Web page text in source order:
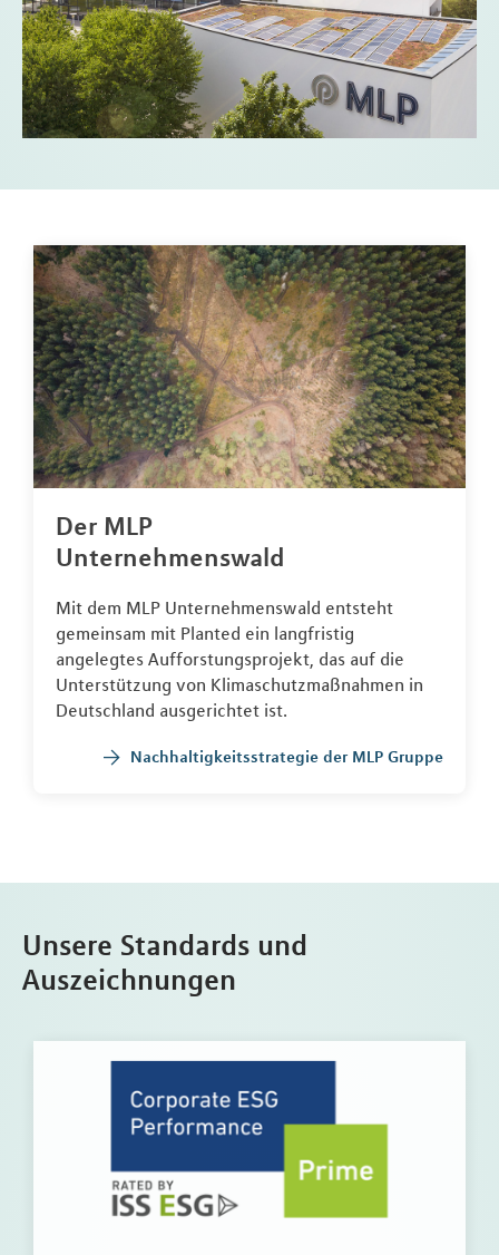
Der MLP
Unternehmenswald
Mit dem MLP Unternehmenswald entsteht
gemeinsam mit Planted ein langfristig
angelegtes Aufforstungsprojekt, das auf die
Unterstützung von Klimaschutzmaßnahmen in
Deutschland ausgerichtet ist.
Nachhaltigkeitsstrategie der MLP Gruppe
Unsere Standards und
Auszeichnungen